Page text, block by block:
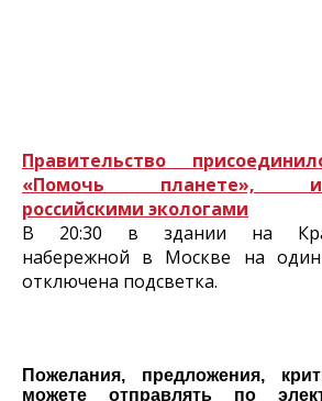
Правительство
«Помочь планете»,
российскими экологами
В 20:30 в здании на
набережной в Москве на
отключена подсветка.
Пожелания, предложения,
можете отправлять по